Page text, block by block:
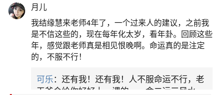
发的矛盾，而属马的行动力可带动属羊者突破保守
倾向。二者在家庭中分工明确，属羊主内、属马主
外，共同构建和谐稳定的家庭环境，契合“福乐安
详，家道昌隆”的婚配优势。属狗：属狗者忠诚可
靠，与属马者的信任需求高度匹配。属狗的
月儿
我结缘慧来老师4年了，一个过来人的建议，之前我
是不信这些的，现在每年化太岁，看年卦。回顾这些
年，感觉跟老师真是相见恨晚啊。命运真的是注定
的，不服不行！
可乐：还有我！还有我！人不服命运不行，老
天爷会给你好好上一课的。一命二运三风水，